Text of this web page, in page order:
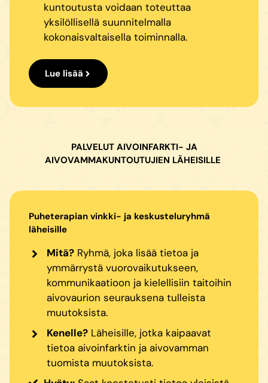
kuntoutusta voidaan toteuttaa
yksilöllisellä suunnitelmalla
kokonaisvaltaisella toiminnalla.
Lue lisää
PALVELUT AIVOINFARKTI- JA
AIVOVAMMAKUNTOUTUJIEN LÄHEISILLE
Puheterapian vinkki- ja keskusteluryhmä
läheisille
Mitä? Ryhmä, joka lisää tietoa ja
ymmärrystä vuorovaikutukseen,
kommunikaatioon ja kielellisiin taitoihin
aivovaurion seurauksena tulleista
muutoksista.
Kenelle? Läheisille, jotka kaipaavat
tietoa aivoinfarktin ja aivovamman
tuomista muutoksista.